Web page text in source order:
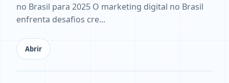
no Brasil para 2025 O marketing digital no Brasil
enfrenta desafios cre...
Abrir